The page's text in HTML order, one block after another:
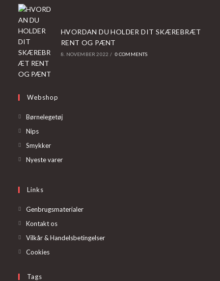
HVORDAN DU HOLDER DIT SKÆREBRÆT
RENT OG PÆNT
8. NOVEMBER 2022 / 0 COMMENTS
Webshop
BørnelegetøjOpens
NipsOpens
in
SmykkerOpens
in
Nyeste varerOpens
tab
Links
Genbrugsmaterialer
Kontakt os
Vilkår & Handelsbetingelser
Cookies
Tags